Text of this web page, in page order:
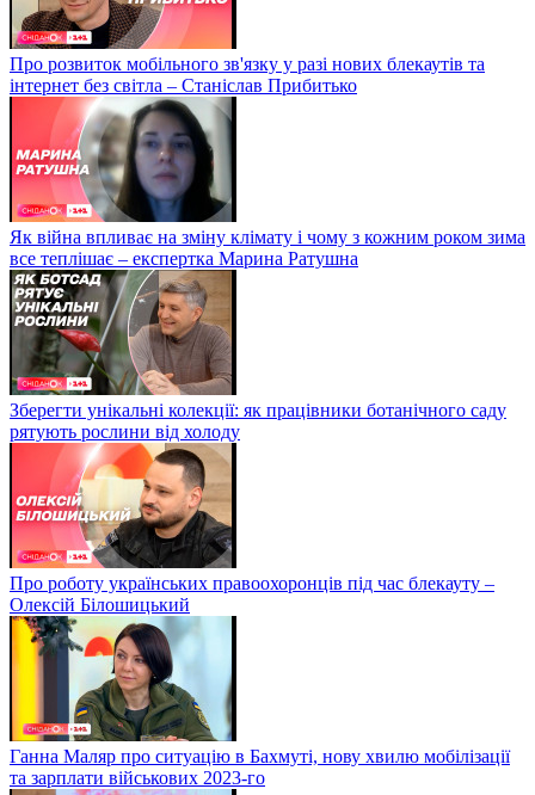
Про розвиток мобільного зв'язку у разі нових блекаутів та
інтернет без світла – Станіслав Прибитько
Як війна впливає на зміну клімату і чому з кожним роком зима
все теплішає – експертка Марина Ратушна
Зберегти унікальні колекції: як працівники ботанічного саду
рятують рослини від холоду
Про роботу українських правоохоронців під час блекауту –
Олексій Білошицький
Ганна Маляр про ситуацію в Бахмуті, нову хвилю мобілізації
та зарплати військових 2023-го